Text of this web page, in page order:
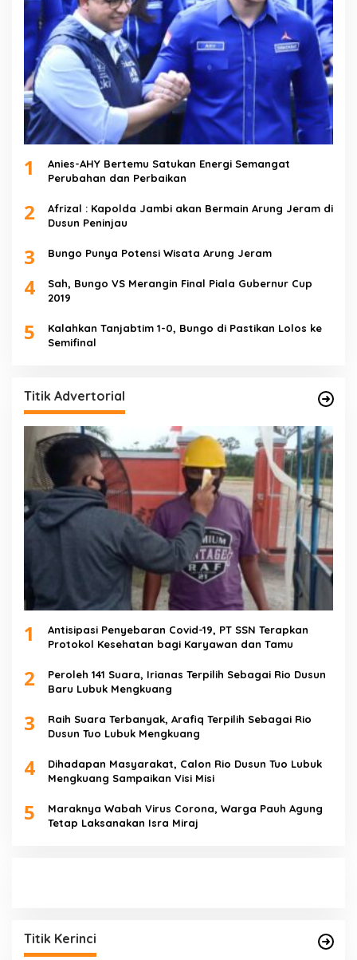
1
Anies-AHY Bertemu Satukan Energi Semangat
Perubahan dan Perbaikan
2
Afrizal : Kapolda Jambi akan Bermain Arung Jeram di
Dusun Peninjau
3 Bungo Punya Potensi Wisata Arung Jeram
4
Sah, Bungo VS Merangin Final Piala Gubernur Cup
2019
5
Kalahkan Tanjabtim 1-0, Bungo di Pastikan Lolos ke
Semifinal
Titik Advertorial
1
Antisipasi Penyebaran Covid-19, PT SSN Terapkan
Protokol Kesehatan bagi Karyawan dan Tamu
2
Peroleh 141 Suara, Irianas Terpilih Sebagai Rio Dusun
Baru Lubuk Mengkuang
3
Raih Suara Terbanyak, Arafiq Terpilih Sebagai Rio
Dusun Tuo Lubuk Mengkuang
4
Dihadapan Masyarakat, Calon Rio Dusun Tuo Lubuk
Mengkuang Sampaikan Visi Misi
5
Maraknya Wabah Virus Corona, Warga Pauh Agung
Tetap Laksanakan Isra Miraj
Titik Kerinci